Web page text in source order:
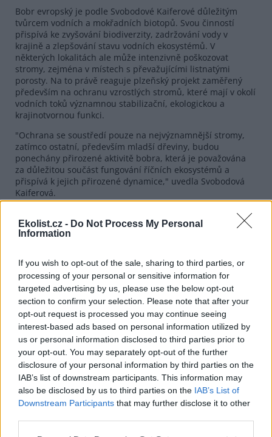
Ekolist.cz - Do Not Process My Personal
Information
If you wish to opt-out of the sale, sharing to third parties, or
processing of your personal or sensitive information for
targeted advertising by us, please use the below opt-out
section to confirm your selection. Please note that after your
opt-out request is processed you may continue seeing
interest-based ads based on personal information utilized by
us or personal information disclosed to third parties prior to
your opt-out. You may separately opt-out of the further
disclosure of your personal information by third parties on the
IAB’s list of downstream participants. This information may
also be disclosed by us to third parties on the IAB’s List of
Downstream Participants that may further disclose it to other
Bobr evropský je podle Svobodové Kaiferové důležitým
tvůrcem vodních a mokřadních biotopů. Svou činností
přispívá ke zvyšování biodiverzity, zadržování vody v
krajině a zlepšování stavu vodních ekosystémů. V
některých lokalitách ale může intenzivně poškozovat
stromy, zejména v místech s převažujícími listnatými
porosty. Na to právě reaguje plzeňský projekt zaměřený
především na ochranu vzrostlých stromů, které mají v okolí
vodních toků významnou stabilizační, ekologickou a
krajinotvornou funkci.
"Ochrana se soustředí pouze na nejvýznamnější stromy,
zatímco ostatní, především mladší dřeviny, budou
ponechány přirozené aktivitě bobra, která je považována
za důležitou součást fungování říčních ekosystémů a
přispívá k jejich přirozené dynamice," uvedla Svobodová
Kaiferová.
reklama
nezasahuje do jejich přirozeného chování. "Cílem je nalézt
rovnováhu mezi ochranou významných dřevin a
zachováním přirozených procesů v krajině," dodala
Svobodová Kaiferová.
"Na nátěrech začínají pracovat tři firmy, během měsíce by
měla být tato první lokalita hotová a půjdeme na další
úseky ve městě. Všechny tři firmy pracují najednou, ale
každá na jiném úseku řeky. Součástí projektu bude také
průběžné sledování účinnosti navržených opatření a
vyhodnocování jejich přínosu," uvedl náměstek primátora
pro dopravu a životní prostředí Aleš Tolar (STAN).
Upozornil, že červené kříže na stromech v této lokalitě
neznamenají, že je strom určen k pokácení, ale že bude
jako významný strom natřený repelentním nátěrem pro
snížení atraktivity pro bobry.